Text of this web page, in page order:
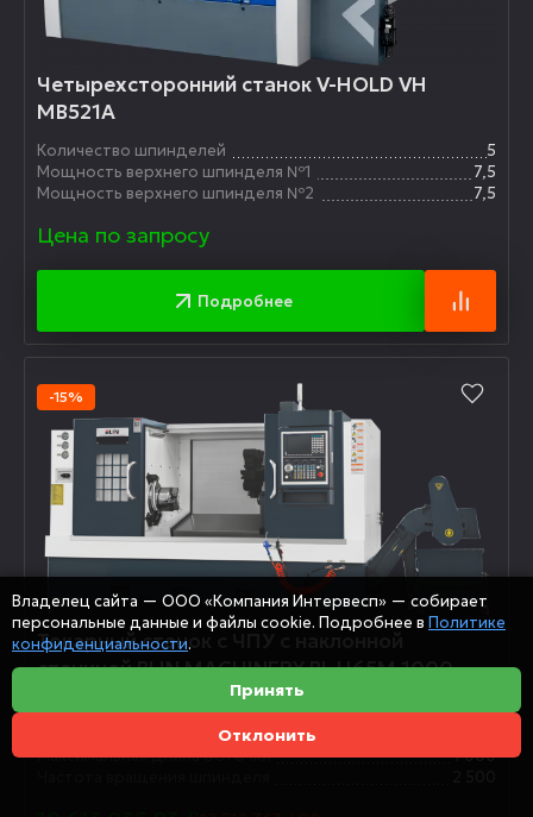
Четырехсторонний станок V-HOLD VH
MB521A
Количество шпинделей
5
Мощность верхнего шпинделя №1
7,5
Мощность верхнего шпинделя №2
7,5
Цена по запросу
Подробнее
-15%
Токарный станок с ЧПУ с наклонной
станиной BLIN MACHINERY BL H65M 1000
Максимальный диаметр обточки
Максимальная длина обточки
1 000
Владелец сайта — ООО «Компания Интервесп» — собирает
персональные данные и файлы cookie. Подробнее в Политике
конфиденциальности.
Принять
Отклонить